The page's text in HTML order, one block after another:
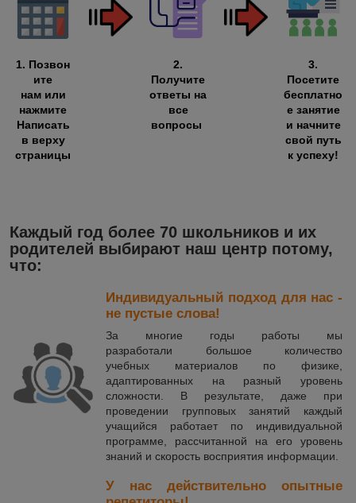
1. Позвон
ите
нам или
нажмите
Написать
в верху
страницы
2.
Получите
ответы на
все
вопросы
3.
Посетите
бесплатно
е занятие
и начните
свой путь
к успеху!
Каждый год более 70 школьников и их
родителей выбирают наш центр потому,
что:
Индивидуальный подход для нас -
не пустые слова!
За многие годы работы мы
разработали большое количество
учебных материалов по физике,
адаптированных на разный уровень
сложности. В результате, даже при
проведении групповых занятий каждый
учащийся работает по индивидуальной
программе, рассчитанной на его уровень
знаний и скорость восприятия информации.
У нас действительно опытные